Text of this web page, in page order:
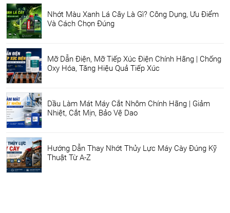
Nhớt Màu Xanh Lá Cây Là Gì? Công Dụng, Ưu Điểm
Và Cách Chọn Đúng
Mỡ Dẫn Điện, Mỡ Tiếp Xúc Điện Chính Hãng | Chống
Oxy Hóa, Tăng Hiệu Quả Tiếp Xúc
Dầu Làm Mát Máy Cắt Nhôm Chính Hãng | Giảm
Nhiệt, Cắt Mịn, Bảo Vệ Dao
Hướng Dẫn Thay Nhớt Thủy Lực Máy Cày Đúng Kỹ
Thuật Từ A-Z